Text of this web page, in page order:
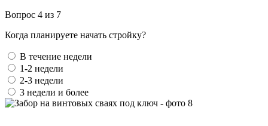
Вопрос 4 из 7
Когда планируете начать стройку?
В течение недели
1-2 недели
2-3 недели
3 недели и более